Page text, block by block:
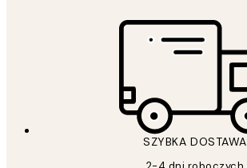
SZYBKA DOSTAWA